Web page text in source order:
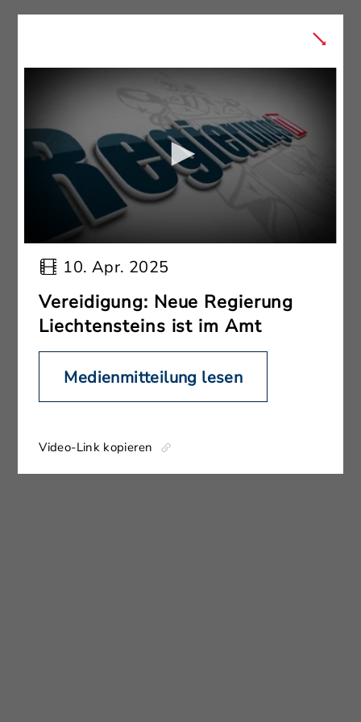
10. Apr. 2025
Vereidigung: Neue Regierung
Liechtensteins ist im Amt
Medienmitteilung lesen
Video-Link kopieren